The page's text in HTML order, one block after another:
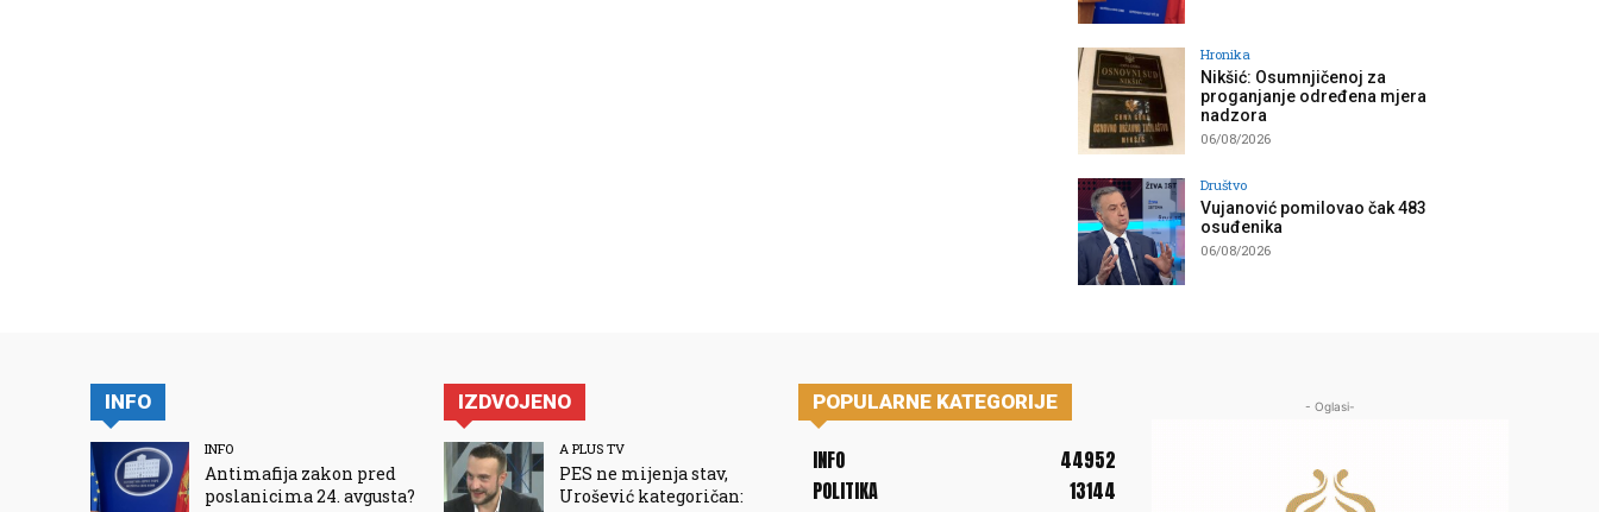
Hronika
Nikšić: Osumnjičenoj za
proganjanje određena mjera
nadzora
06/08/2026
Društvo
Vujanović pomilovao čak 483
osuđenika
06/08/2026
INFO
INFO
Antimafija zakon pred
poslanicima 24. avgusta?
IZDVOJENO
A PLUS TV
PES ne mijenja stav,
Urošević kategoričan:
POPULARNE KATEGORIJE
INFO
44952
POLITIKA
13144
- Oglasi-